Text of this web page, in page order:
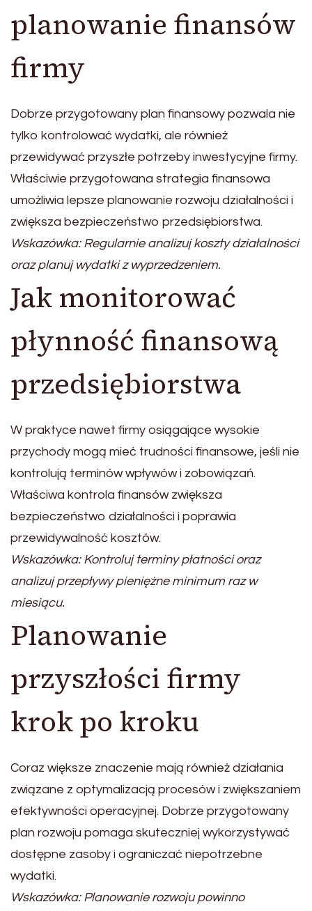
planowanie finansów
firmy
Dobrze przygotowany plan finansowy pozwala nie
tylko kontrolować wydatki, ale również
przewidywać przyszłe potrzeby inwestycyjne firmy.
Właściwie przygotowana strategia finansowa
umożliwia lepsze planowanie rozwoju działalności i
zwiększa bezpieczeństwo przedsiębiorstwa.
Wskazówka: Regularnie analizuj koszty działalności
oraz planuj wydatki z wyprzedzeniem.
Jak monitorować
płynność finansową
przedsiębiorstwa
W praktyce nawet firmy osiągające wysokie
przychody mogą mieć trudności finansowe, jeśli nie
kontrolują terminów wpływów i zobowiązań.
Właściwa kontrola finansów zwiększa
bezpieczeństwo działalności i poprawia
przewidywalność kosztów.
Wskazówka: Kontroluj terminy płatności oraz
analizuj przepływy pieniężne minimum raz w
miesiącu.
Planowanie
przyszłości firmy
krok po kroku
Coraz większe znaczenie mają również działania
związane z optymalizacją procesów i zwiększaniem
efektywności operacyjnej. Dobrze przygotowany
plan rozwoju pomaga skuteczniej wykorzystywać
dostępne zasoby i ograniczać niepotrzebne
wydatki.
Wskazówka: Planowanie rozwoju powinno